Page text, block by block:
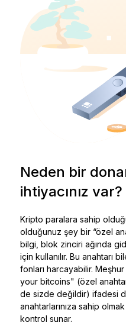
Neden bir
ihtiyacınız var?
Kripto paralara sahip
olduğunuz şey bir “özel
bilgi, blok zinciri ağında
için kullanılır. Bu anahtarı
fonları harcayabilir.
your bitcoins" (özel
de sizde değildir) ifadesi
anahtarlarınıza sahip
kontrol sunar.